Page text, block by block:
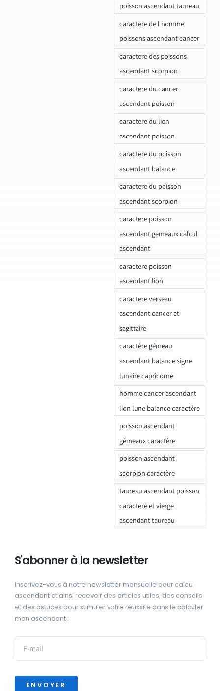
poisson ascendant taureau
caractere de l homme
poissons ascendant cancer
caractere des poissons
ascendant scorpion
caractere du cancer
ascendant poisson
caractere du lion
ascendant poisson
caractere du poisson
ascendant balance
caractere du poisson
ascendant scorpion
caractere poisson
ascendant gemeaux calcul
ascendant
caractere poisson
ascendant lion
caractere verseau
ascendant cancer et
sagittaire
caractère gémeau
ascendant balance signe
lunaire capricorne
homme cancer ascendant
lion lune balance caractère
poisson ascendant
gémeaux caractère
poisson ascendant
scorpion caractère
taureau ascendant poisson
caractere et vierge
ascendant taureau
S'abonner à la newsletter
Inscrivez-vous à notre newsletter mensuelle pour calcul
ascendant et ainsi recevoir des articles utiles, des conseils
et des astuces pour stimuler votre réussite dans le calculer
mon ascendant :
ENVOYER